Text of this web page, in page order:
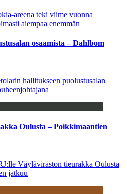
areena teki viime vuonna
aiempaa enemmän
osaamista – Dahlbom
hallitukseen puolustusalan
Oulusta – Poikkimaantien
Väyläviraston tieurakka Oulusta
jatkuu